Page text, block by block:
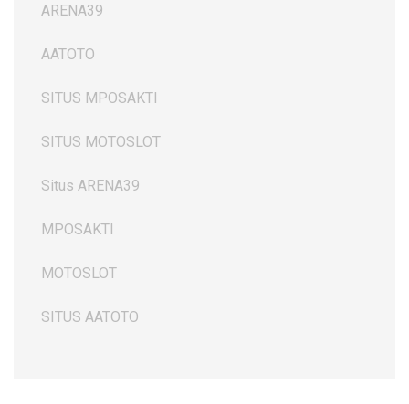
ARENA39
AATOTO
SITUS MPOSAKTI
SITUS MOTOSLOT
Situs ARENA39
MPOSAKTI
MOTOSLOT
SITUS AATOTO